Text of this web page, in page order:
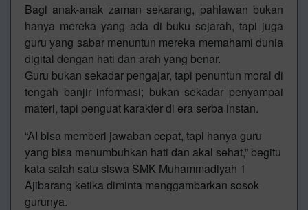
Bagi anak-anak zaman sekarang, pahlawan bukan
hanya mereka yang ada di buku sejarah, tapi juga
guru yang sabar menuntun mereka memahami dunia
digital dengan hati dan arah yang benar.
Guru bukan sekadar pengajar, tapi penuntun moral di
tengah banjir informasi; bukan sekadar penyampai
materi, tapi penguat karakter di era serba instan.
“AI bisa memberi jawaban cepat, tapi hanya guru
yang bisa menumbuhkan hati dan akal sehat,” begitu
kata salah satu siswa SMK Muhammadiyah 1
Ajibarang ketika diminta menggambarkan sosok
gurunya.